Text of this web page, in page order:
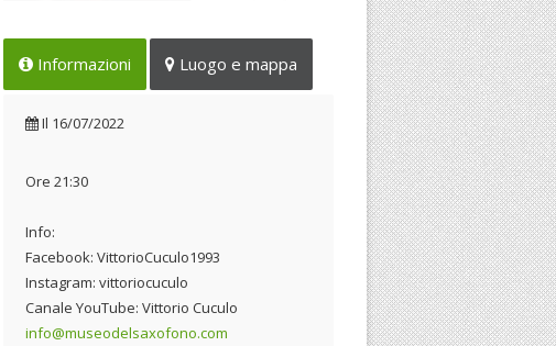
Al Museo del Saxofono di Fiumicino
un live all’insegna della tradizione
jazzistica
Il 16/07/2022
Informazioni Luogo e mappa
Il 16/07/2022
Ore 21:30
Info:
Facebook: VittorioCuculo1993
Instagram: vittoriocuculo
Canale YouTube: Vittorio Cuculo
info@museodelsaxofono.com